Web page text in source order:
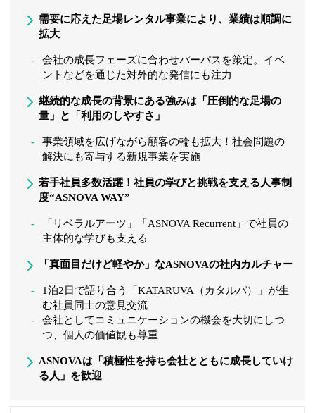
需要に応えた足場レンタル事業により、業績は順調に
拡大
会社の成長フェーズに合わせパーパスを策定。イベ
ントなどを通じた対外的な発信にも注力
継続的な成長の背景にある強みは「圧倒的な足場の
量」と「利用のしやすさ」
事業領域を広げながら顧客の輪も拡大！社会問題の
解決にも寄与する新規事業を実施
若手社員多数活躍！社員の学びと挑戦を支える人事制
度“ASNOVA WAY”
「リベラルアーツ」「ASNOVA Recurrent」で社員の
主体的な学びも支える
「真面目だけど軽やか」なASNOVAの社内カルチャー
1泊2日で語り合う「KATARUVA（カタルバ）」が生
む社員同士の意見交流
会社としてコミュニケーションの機会を大切にしつ
つ、個人の価値観も尊重
ASNOVAは「積極性を持ち会社とともに成長していけ
る人」を歓迎